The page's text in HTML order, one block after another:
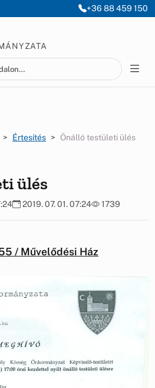
+36 88 459 150
Értesítés Önálló testületi ülés
ülés
2019. 07. 01. 07:24 1739
/ Művelődési Ház